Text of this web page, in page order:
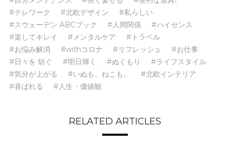
#テレワーク
#北欧デザイン
#私らしい
#スウェーデン ABCブック
#人間関係
#ハイセンス
#楽してキレイ
#メンタルケア
#トラベル
#お悩み解消
#withコロナ #リフレッシュ
#お仕事
#日々を 紡ぐ
#明日輝く #ぬくもり
#ライフスタイル
#気分が上がる
#いぬも、ねこも。
#北欧インテリア
#喜ばれる
#人生・価値観
RELATED ARTICLES